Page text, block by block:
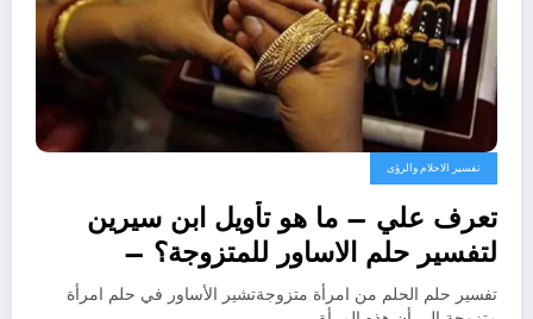
تفسير الاحلام والرؤى
تعرف علي – ما هو تأويل ابن سيرين
لتفسير حلم الاساور للمتزوجة؟ –
بالتفصيل
تفسير حلم الحلم من امرأة متزوجةتشير الأساور في حلم امرأة